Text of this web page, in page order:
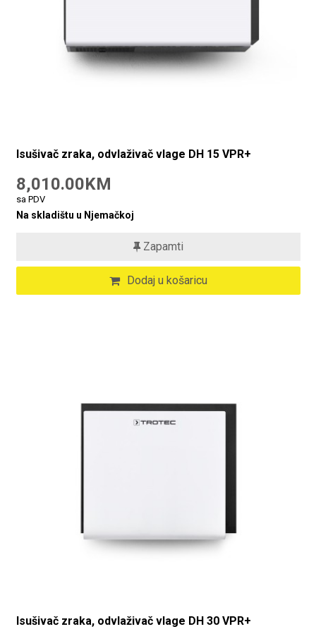
Isušivač zraka, odvlaživač vlage DH 15 VPR+
8,010.00KM
sa PDV
Na skladištu u Njemačkoj
Zapamti
Dodaj u košaricu
Isušivač zraka, odvlaživač vlage DH 30 VPR+